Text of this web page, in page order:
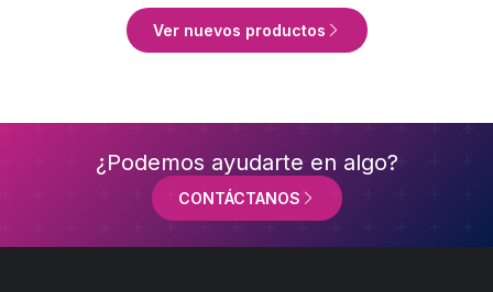
Ver nuevos productos
¿Podemos ayudarte en algo?
CONTÁCTANOS